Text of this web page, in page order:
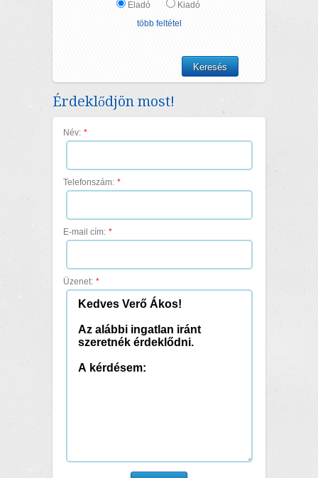
Eladó
Kiadó
több feltétel
Érdeklődjön most!
Név: *
Telefonszám: *
E-mail cím: *
Üzenet: *